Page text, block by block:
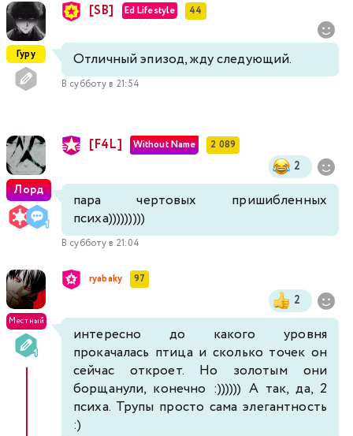
Гуру
[SB] Ed Lifestyle 44
Отличный эпизод, жду следующий.
В субботу в 21:54
Лорд
[F4L] Without Name 2 089
2
пара чертовых пришибленных
психа)))))))))
В субботу в 21:04
Местный
ryabaky 97
2
интересно до какого уровня
прокачалась птица и сколько точек он
сейчас откроет. Но золотым они
борщанули, конечно :)))))) А так, да, 2
психа. Трупы просто сама элегантность
:)